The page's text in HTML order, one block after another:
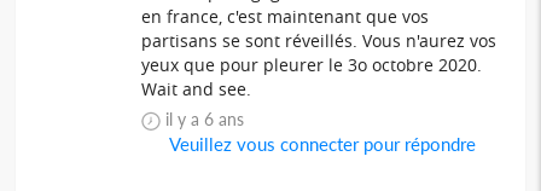
en france, c'est maintenant que vos
partisans se sont réveillés. Vous n'aurez vos
yeux que pour pleurer le 3o octobre 2020.
Wait and see.
il y a 6 ans
Veuillez vous connecter pour répondre